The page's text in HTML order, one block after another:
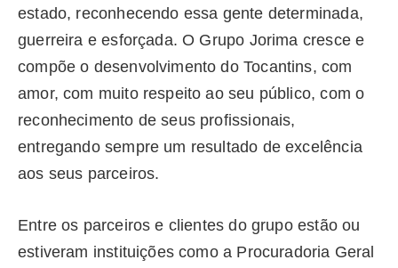
estado, reconhecendo essa gente determinada,
guerreira e esforçada. O Grupo Jorima cresce e
compõe o desenvolvimento do Tocantins, com
amor, com muito respeito ao seu público, com o
reconhecimento de seus profissionais,
entregando sempre um resultado de excelência
aos seus parceiros.
Entre os parceiros e clientes do grupo estão ou
estiveram instituições como a Procuradoria Geral